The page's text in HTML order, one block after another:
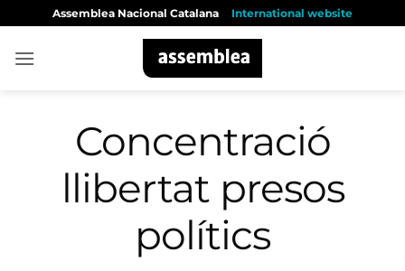
content
Assemblea Nacional Catalana International website
Concentració
llibertat presos
polítics